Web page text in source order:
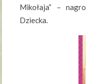
Mikołaja” –
Dziecka.